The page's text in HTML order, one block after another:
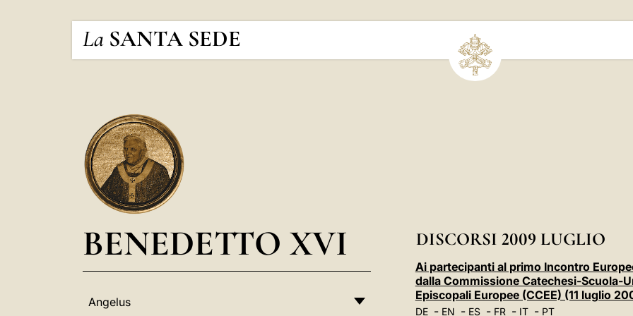
La SANTA SEDE
BENEDETTO XVI
Angelus
DISCORSI 2009 LUGLIO
Ai partecipanti al primo Incontro
dalla Commissione Catechesi-Scuola-
Episcopali Europee (CCEE) (11 luglio
DE- EN - ES- FR- IT- PT